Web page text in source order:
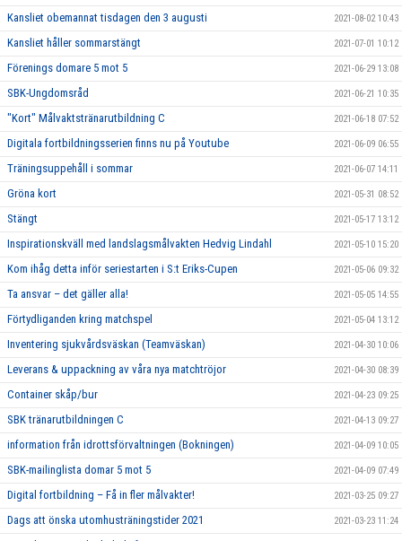
Kansliet obemannat tisdagen den 3 augusti 2021-08-02 10:43
Kansliet håller sommarstängt 2021-07-01 10:12
Förenings domare 5 mot 5 2021-06-29 13:08
SBK-Ungdomsråd 2021-06-21 10:35
"Kort" Målvaktstränarutbildning C 2021-06-18 07:52
Digitala fortbildningsserien finns nu på Youtube 2021-06-09 06:55
Träningsuppehåll i sommar 2021-06-07 14:11
Gröna kort 2021-05-31 08:52
Stängt 2021-05-17 13:12
Inspirationskväll med landslagsmålvakten Hedvig Lindahl 2021-05-10 15:20
Kom ihåg detta inför seriestarten i S:t Eriks-Cupen 2021-05-06 09:32
Ta ansvar – det gäller alla! 2021-05-05 14:55
Förtydliganden kring matchspel 2021-05-04 13:12
Inventering sjukvårdsväskan (Teamväskan) 2021-04-30 10:06
Leverans & uppackning av våra nya matchtröjor 2021-04-30 08:39
Container skåp/bur 2021-04-23 09:25
SBK tränarutbildningen C 2021-04-13 09:27
information från idrottsförvaltningen (Bokningen) 2021-04-09 10:05
SBK-mailinglista domar 5 mot 5 2021-04-09 07:49
Digital fortbildning – Få in fler målvakter! 2021-03-25 09:27
Dags att önska utomhusträningstider 2021 2021-03-23 11:24